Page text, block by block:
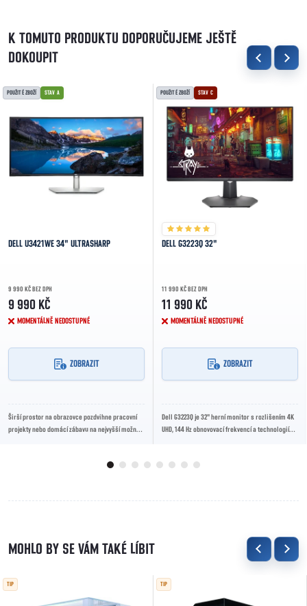
K TOMUTO PRODUKTU DOPORUČUJEME JEŠTĚ
DOKOUPIT
POUŽITÉ ZBOŽÍ STAV A
DELL U3421WE 34" ULTRASHARP
9 990 KČ BEZ DPH
9 990 KČ
MOMENTÁLNĚ NEDOSTUPNÉ
ZOBRAZIT
Širší prostor na obrazovce pozdvihne pracovní
projekty nebo domácí zábavu na nejvyšší možnou
POUŽITÉ ZBOŽÍ STAV C
DELL G3223Q 32"
11 990 KČ BEZ DPH
11 990 KČ
MOMENTÁLNĚ NEDOSTUPNÉ
ZOBRAZIT
Dell G3223Q je 32" herní monitor s rozlišením 4K
UHD, 144 Hz obnovovací frekvencí a technologií
TIP TIP